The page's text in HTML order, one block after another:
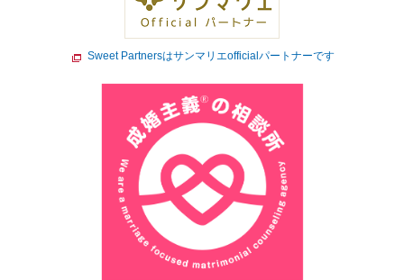
Sweet Partnersはサンマリエofficialパートナーです